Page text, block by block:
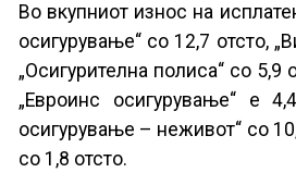
Во вкупниот износ на
осигурување“ со 12,7 отсто,
„Осигурителна полиса“ со
„Евроинс осигурување“ е
осигурување – неживот“ со
со 1,8 отсто.